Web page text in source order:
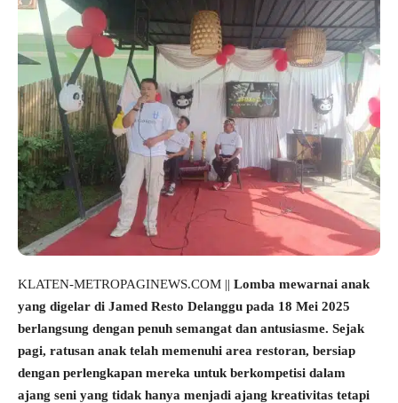
KLATEN-METROPAGINEWS.COM || Lomba mewarnai anak
yang digelar di Jamed Resto Delanggu pada 18 Mei 2025
berlangsung dengan penuh semangat dan antusiasme. Sejak
pagi, ratusan anak telah memenuhi area restoran, bersiap
dengan perlengkapan mereka untuk berkompetisi dalam
ajang seni yang tidak hanya menjadi ajang kreativitas tetapi